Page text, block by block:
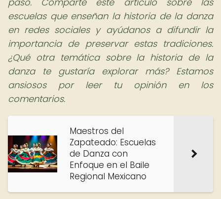
escuelas que enseñan la historia de la danza
en redes sociales y ayúdanos a difundir la
importancia de preservar estas tradiciones.
¿Qué otra temática sobre la historia de la
danza te gustaría explorar más? Estamos
ansiosos por leer tu opinión en los
comentarios.
Maestros del
Zapateado: Escuelas
de Danza con
Enfoque en el Baile
Regional Mexicano